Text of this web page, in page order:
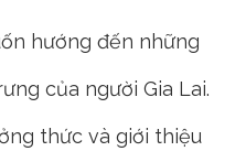
hướng đến những
của người Gia Lai.
thức và giới thiệu